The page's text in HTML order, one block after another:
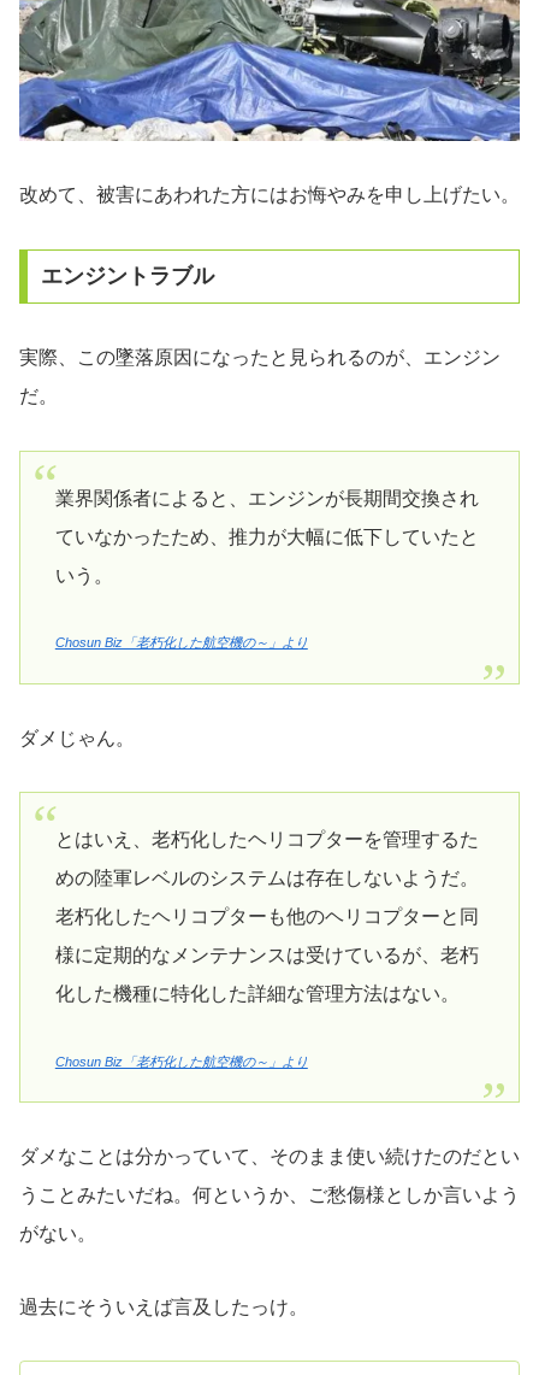
改めて、被害にあわれた方にはお悔やみを申し上げたい。
エンジントラブル
実際、この墜落原因になったと見られるのが、エンジン
だ。
業界関係者によると、エンジンが長期間交換され
ていなかったため、推力が大幅に低下していたと
いう。
Chosun Biz「老朽化した航空機の～」より
ダメじゃん。
とはいえ、老朽化したヘリコプターを管理するた
めの陸軍レベルのシステムは存在しないようだ。
老朽化したヘリコプターも他のヘリコプターと同
様に定期的なメンテナンスは受けているが、老朽
化した機種に特化した詳細な管理方法はない。
Chosun Biz「老朽化した航空機の～」より
ダメなことは分かっていて、そのまま使い続けたのだとい
うことみたいだね。何というか、ご愁傷様としか言いよう
がない。
過去にそういえば言及したっけ。